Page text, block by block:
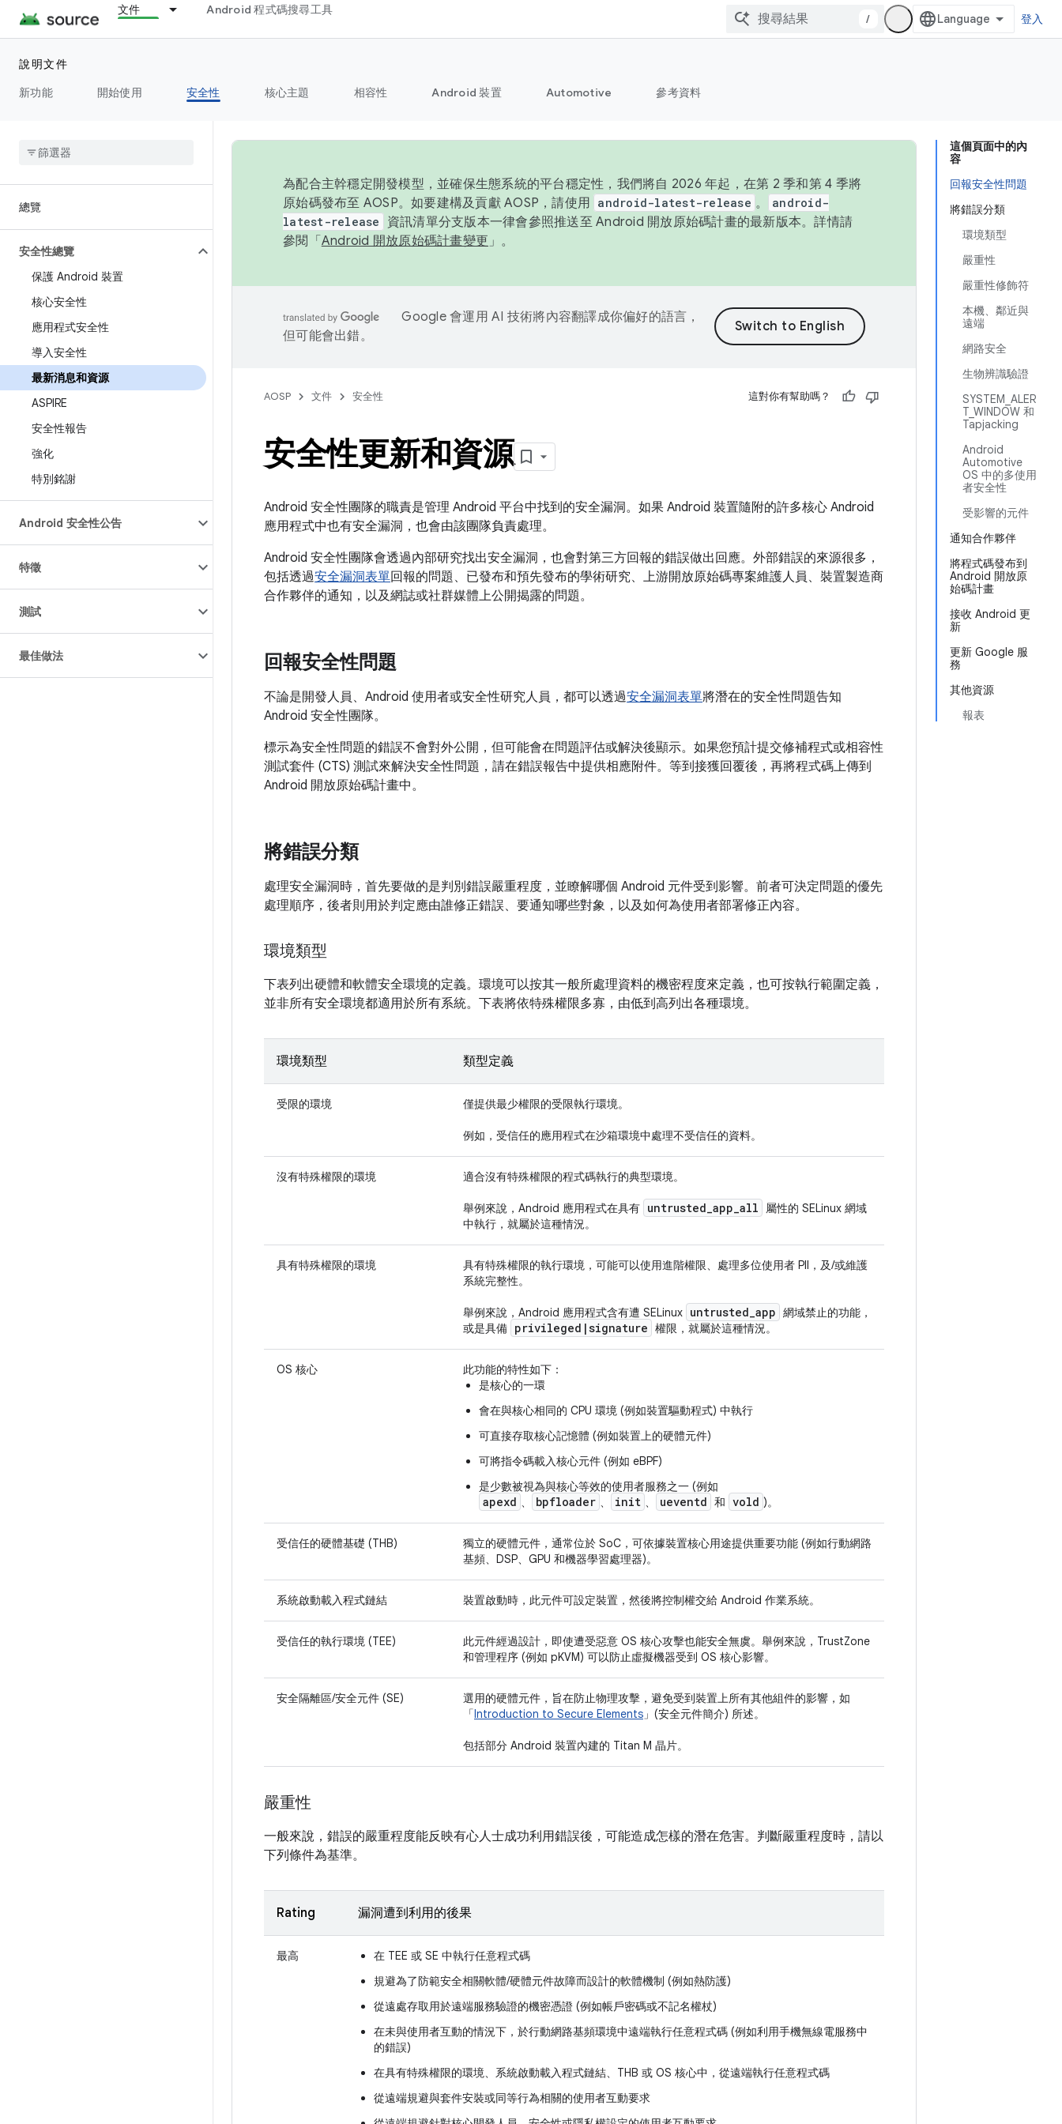
文件 Android 程式碼搜尋工具
/ 登入
說明文件
新功能
開始使用 安全性 核心主題 相容性 Android 裝置 Automotive 參考資料
總覽
安全性總覽
保護 Android 裝置
核心安全性
應用程式安全性
導入安全性
最新消息和資源
ASPIRE
安全性報告
強化
特別銘謝
Android 安全性公告
特徵
測試
最佳做法
這個頁面中的內
容
回報安全性問題
將錯誤分類
環境類型
嚴重性
嚴重性修飾符
本機、鄰近與
遠端
網路安全
生物辨識驗證
SYSTEM_ALER
T_WINDOW 和
Tapjacking
Android
Automotive
OS 中的多使用
者安全性
受影響的元件
通知合作夥伴
將程式碼發布到
Android 開放原
始碼計畫
接收 Android 更
新
更新 Google 服
務
其他資源
報表
為配合主幹穩定開發模型，並確保生態系統的平台穩定性，我們將自 2026 年起，在第 2 季和第 4 季將
原始碼發布至 AOSP。如要建構及貢獻 AOSP，請使用 android-latest-release 。
android-
latest-release
資訊清單分支版本一律會參照推送至 Android 開放原始碼計畫的最新版本。詳情請
參閱「 Android 開放原始碼計畫變更 」。
Google 會運用 AI 技術將內容翻譯成你偏好的語言，
但可能會出錯。
AOSP 文件 安全性 這對你有幫助嗎？
安全性更新和資源
Android 安全性團隊的職責是管理 Android 平台中找到的安全漏洞。如果 Android 裝置隨附的許多核心 Android
應用程式中也有安全漏洞，也會由該團隊負責處理。
Android 安全性團隊會透過內部研究找出安全漏洞，也會對第三方回報的錯誤做出回應。外部錯誤的來源很多，
包括透過安全漏洞表單回報的問題、已發布和預先發布的學術研究、上游開放原始碼專案維護人員、裝置製造商
合作夥伴的通知，以及網誌或社群媒體上公開揭露的問題。
回報安全性問題
不論是開發人員、Android 使用者或安全性研究人員，都可以透過安全漏洞表單將潛在的安全性問題告知
Android 安全性團隊。
標示為安全性問題的錯誤不會對外公開，但可能會在問題評估或解決後顯示。如果您預計提交修補程式或相容性
測試套件 (CTS) 測試來解決安全性問題，請在錯誤報告中提供相應附件。等到接獲回覆後，再將程式碼上傳到
Android 開放原始碼計畫中。
將錯誤分類
處理安全漏洞時，首先要做的是判別錯誤嚴重程度，並瞭解哪個 Android 元件受到影響。前者可決定問題的優先
處理順序，後者則用於判定應由誰修正錯誤、要通知哪些對象，以及如何為使用者部署修正內容。
環境類型
下表列出硬體和軟體安全環境的定義。環境可以按其一般所處理資料的機密程度來定義，也可按執行範圍定義，
並非所有安全環境都適用於所有系統。下表將依特殊權限多寡，由低到高列出各種環境。
環境類型 類型定義
受限的環境 僅提供最少權限的受限執行環境。
例如，受信任的應用程式在沙箱環境中處理不受信任的資料。
沒有特殊權限的環境 適合沒有特殊權限的程式碼執行的典型環境。
舉例來說，Android 應用程式在具有 untrusted_app_all
屬性的 SELinux 網域
中執行，就屬於這種情況。
具有特殊權限的環境
具有特殊權限的執行環境，可能可以使用進階權限、處理多位使用者 PII，及/或維護
系統完整性。
舉例來說，Android 應用程式含有遭 SELinux untrusted_app 網域禁止的功能，
或是具備 privileged |signature 權限，就屬於這種情況。
OS 核心
此功能的特性如下：
是核心的一環
會在與核心相同的 CPU 環境 (例如裝置驅動程式) 中執行
可直接存取核心記憶體 (例如裝置上的硬體元件)
可將指令碼載入核心元件 (例如 eBPF)
是少數被視為與核心等效的使用者服務之一 (例如
apexd 、 bpfloader 、 init 、 ueventd 和 vold )。
受信任的硬體基礎 (THB)
獨立的硬體元件，通常位於 SoC，可依據裝置核心用途提供重要功能 (例如行動網路
基頻、DSP、GPU 和機器學習處理器)。
系統啟動載入程式鏈結 裝置啟動時，此元件可設定裝置，然後將控制權交給 Android 作業系統。
受信任的執行環境 (TEE)
此元件經過設計，即使遭受惡意 OS 核心攻擊也能安全無虞。舉例來說，TrustZone
和管理程序 (例如 pKVM) 可以防止虛擬機器受到 OS 核心影響。
安全隔離區/安全元件 (SE)
選用的硬體元件，旨在防止物理攻擊，避免受到裝置上所有其他組件的影響，如
「Introduction to Secure Elements 」(安全元件簡介) 所述。
包括部分 Android 裝置內建的 Titan M 晶片。
嚴重性
一般來說，錯誤的嚴重程度能反映有心人士成功利用錯誤後，可能造成怎樣的潛在危害。判斷嚴重程度時，請以
下列條件為基準。
Rating 漏洞遭到利用的後果
最高
在 TEE 或 SE 中執行任意程式碼
規避為了防範安全相關軟體/硬體元件故障而設計的軟體機制 (例如熱防護)
從遠處存取用於遠端服務驗證的機密憑證 (例如帳戶密碼或不記名權杖)
在未與使用者互動的情況下，於行動網路基頻環境中遠端執行任意程式碼 (例如利用手機無線電服務中
的錯誤)
在具有特殊權限的環境、系統啟動載入程式鏈結、THB 或 OS 核心中，從遠端執行任意程式碼
從遠端規避與套件安裝或同等行為相關的使用者互動要求